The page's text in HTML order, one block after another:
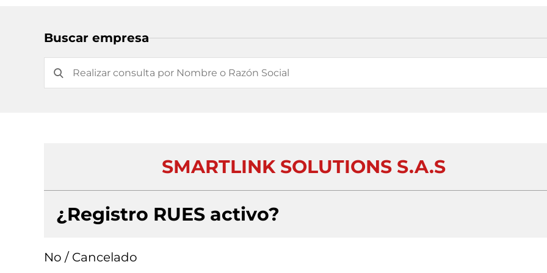
Buscar empresa
SMARTLINK SOLUTIONS S.A.S
¿Registro RUES activo?
No / Cancelado